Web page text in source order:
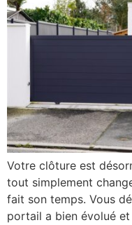
Votre clôture est
tout simplement
fait son temps. Vous
portail a bien évolué